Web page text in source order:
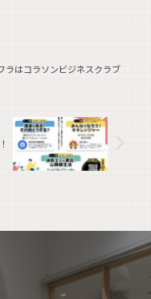
ラはコラソンビジネスクラブ